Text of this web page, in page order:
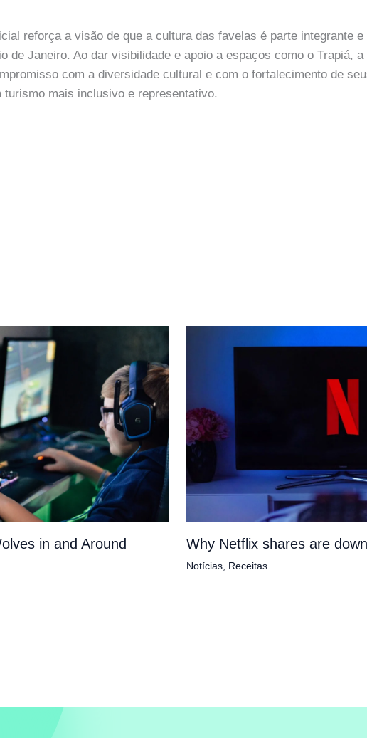
reforça a visão de que a cultura das favelas é parte integrante
de Janeiro. Ao dar visibilidade e apoio a espaços como o Trapiá, a
com a diversidade cultural e com o fortalecimento de
turismo mais inclusivo e representativo.
in and Around
Why Netflix shares are
Notícias, Receitas